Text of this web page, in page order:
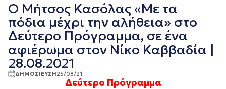
Ο Μήτσος Κασόλας «Με τα
πόδια μέχρι την αλήθεια» στο
Δεύτερο Πρόγραμμα, σε ένα
αφιέρωμα στον Νίκο Καββαδία |
28.08.2021
ΔΗΜΟΣΙΕΥΣΗ25/08/21
Δεύτερο Πρόγραμμα